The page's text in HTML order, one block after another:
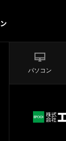
パソコン